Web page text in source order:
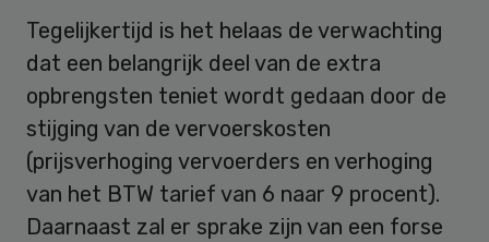
Tegelijkertijd is het helaas de verwachting
dat een belangrijk deel van de extra
opbrengsten teniet wordt gedaan door de
stijging van de vervoerskosten
(prijsverhoging vervoerders en verhoging
van het BTW tarief van 6 naar 9 procent).
Daarnaast zal er sprake zijn van een forse